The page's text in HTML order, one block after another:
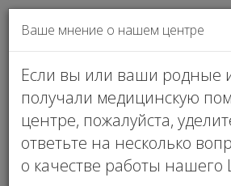
Ваше мнение о нашем центре
Если вы или ваши родные
получали медицинскую
центре, пожалуйста,
ответьте на несколько
о качестве работы нашего